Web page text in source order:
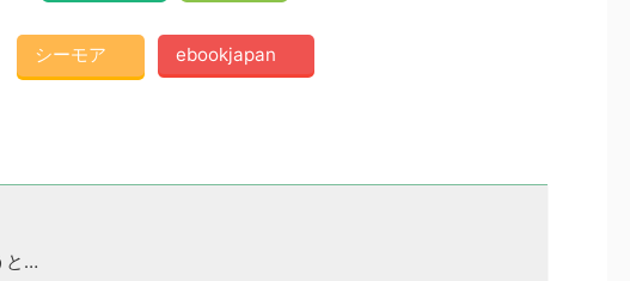
シーモア ebookjapan
と…